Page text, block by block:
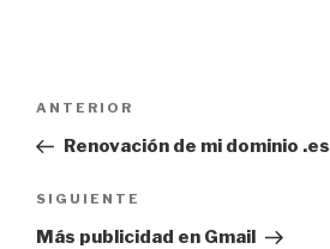
entradas
Entrada
anterior:
ANTERIOR
Renovación de mi dominio .es
Siguiente
entrada
SIGUIENTE
Más publicidad en Gmail